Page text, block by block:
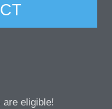
eligible!